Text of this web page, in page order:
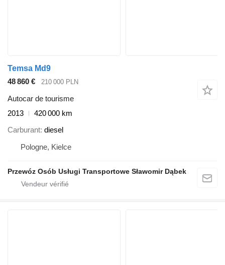
Temsa Md9
48 860 €
210 000 PLN
Autocar de tourisme
2013
420 000 km
Carburant diesel
Pologne, Kielce
Przewóz Osób Usługi Transportowe Sławomir Dąbek